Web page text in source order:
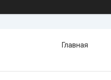
Главная